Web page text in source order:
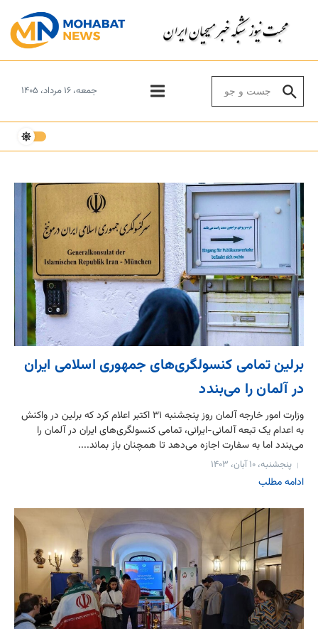
جمعه، ۱۶ مرداد، ۱۴۰۵
برلین تمامی کنسولگری‌های جمهوری اسلامی ایران
در آلمان را می‌بندد
وزارت امور خارجه آلمان روز پنجشنبه ۳۱ اکتبر اعلام کرد که برلین در واکنش
به اعدام یک تبعه آلمانی-ایرانی، تمامی کنسولگری‌های ایران در آلمان را
می‌بندد اما به سفارت اجازه می‌دهد تا همچنان باز بماند....
پنجشنبه، ۱۰ آبان، ۱۴۰۳
ادامه مطلب